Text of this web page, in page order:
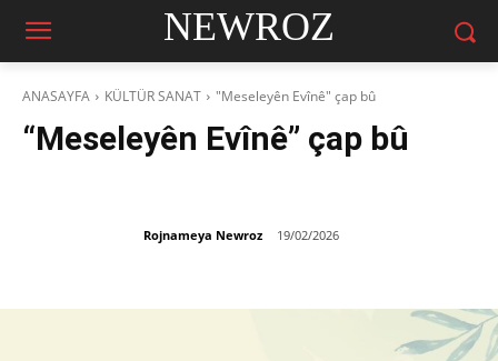
NEWROZ
ANASAYFA KÜLTÜR SANAT "Meseleyên Evînê" çap bû
“Meseleyên Evînê” çap bû
Rojnameya Newroz 19/02/2026